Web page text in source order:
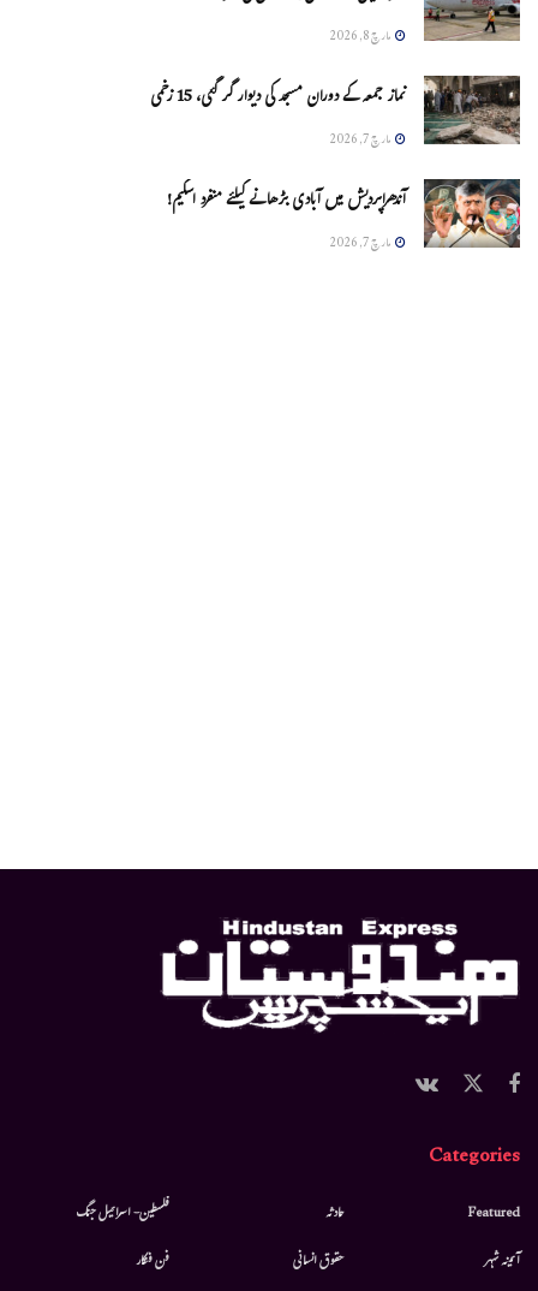
مارچ 8, 2026
نماز جمعہ کے دوران مسجد کی دیوار گر گئی، 15 زخمی
مارچ 7, 2026
آندھراپردیش میں آبادی بڑھانے کیلئے منفرد اسکیم!
مارچ 7, 2026
Categories
Featured
آئینہ شہر
حادثہ
حقوق انسانی
فلسطین- اسرائیل جنگ
فن فنکار